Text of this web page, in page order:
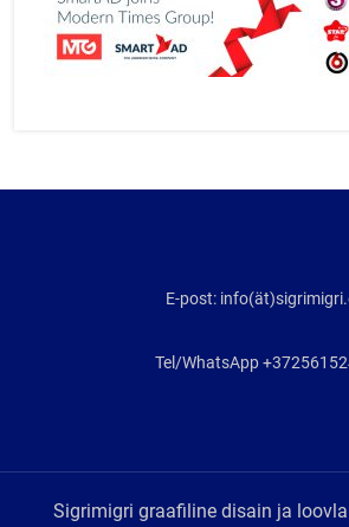
E-post:
Tel/WhatsApp
Sigrimigri graafiline disain ja